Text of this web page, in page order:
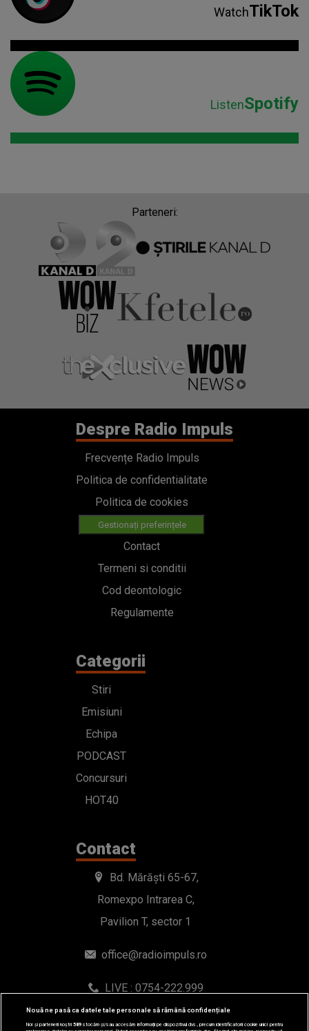
WatchTikTok
ListenSpotify
Parteneri:
Despre Radio Impuls
Frecvențe Radio Impuls
Politica de confidentialitate
Politica de cookies
Gestionați preferințele
Contact
Termeni si conditii
Cod deontologic
Regulamente
Categorii
Stiri
Emisiuni
Echipa
PODCAST
Concursuri
HOT40
Contact
Bd. Mărăști 65-67,
Romexpo Intrarea C,
Pavilion T, sector 1
office@radioimpuls.ro
LIVE : 0754-222.999
WhatsApp: 0754-222.999
Nouă ne pasă ca datele tale personale să rămână confidențiale
Noi și partenerii noștri589stocăm și/sau accesăm informații pe dispozitivul dvs., precum identificatorii cookie unici pentru